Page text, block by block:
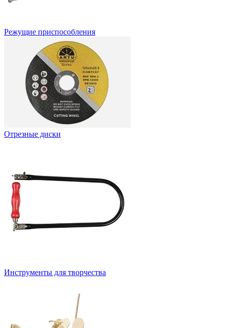
Режущие приспособления
Отрезные диски
Инструменты для творчества